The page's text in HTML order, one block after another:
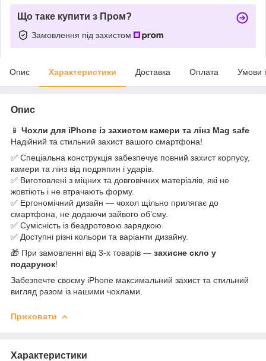
Що таке купити з Пром?
Замовлення під захистом
Опис Характеристики Доставка Оплата Умови
Опис
📱 Чохли для iPhone із захистом камери та лінз Mag safe
Надійний та стильний захист вашого смартфона!
✅ Спеціальна конструкція забезпечує повний захист корпусу,
камери та лінз від подряпин і ударів.
✅ Виготовлені з міцних та довговічних матеріалів, які не
жовтіють і не втрачають форму.
✅ Ергономічний дизайн — чохол щільно прилягає до
смартфона, не додаючи зайвого об’єму.
✅ Сумісність із бездротовою зарядкою.
✅ Доступні різні кольори та варіанти дизайну.
🎁 При замовленні від 3-х товарів — захисне скло у
подарунок!
Забезпечте своєму iPhone максимальний захист та стильний
вигляд разом із нашими чохлами.
Приховати
Характеристики